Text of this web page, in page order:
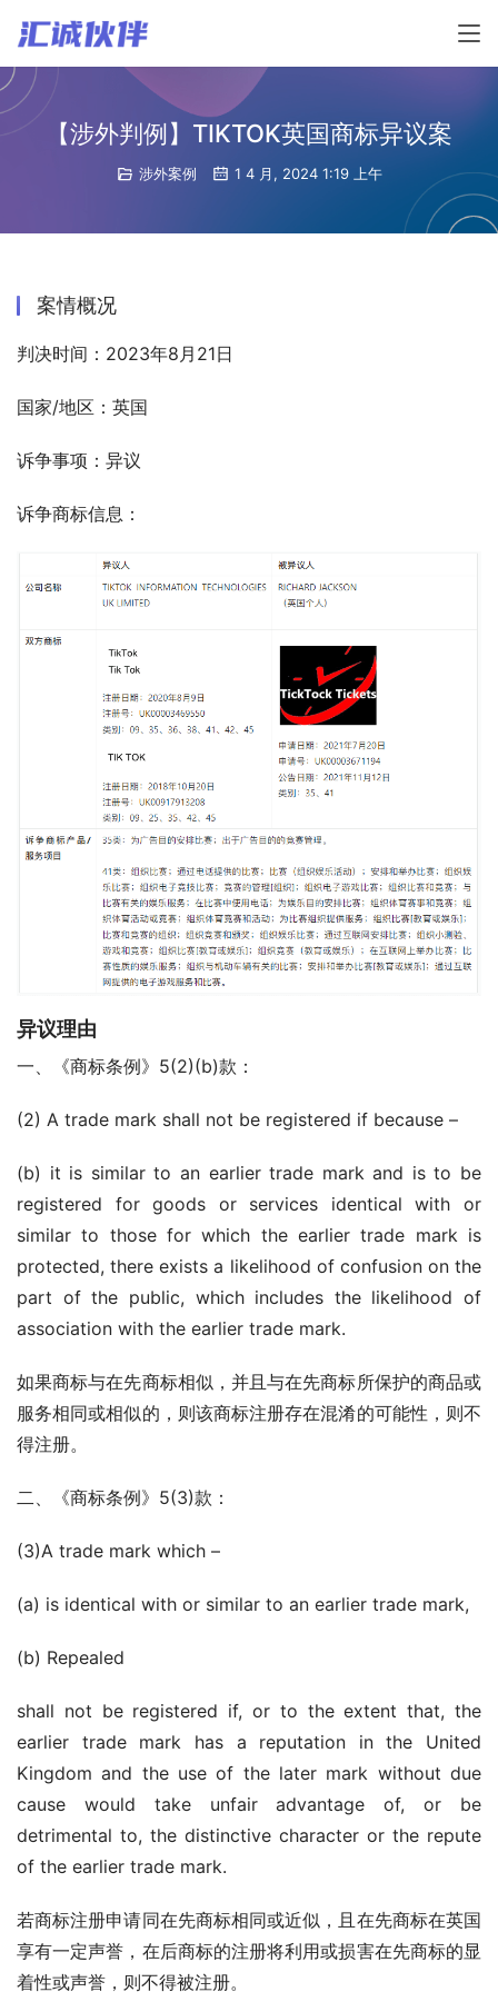
【涉外判例】TIKTOK英国商标异议案
涉外案例 1 4 月, 2024 1:19 上午
案情概况
判决时间：2023年8月21日
国家/地区：英国
诉争事项：异议
诉争商标信息：
异议理由
一、《商标条例》5(2)(b)款：
(2) A trade mark shall not be registered if because –
(b) it is similar to an earlier trade mark and is to be
registered for goods or services identical with or
similar to those for which the earlier trade mark is
protected, there exists a likelihood of confusion on the
part of the public, which includes the likelihood of
association with the earlier trade mark.
如果商标与在先商标相似，并且与在先商标所保护的商品或
服务相同或相似的，则该商标注册存在混淆的可能性，则不
得注册。
二、《商标条例》5(3)款：
(3)A trade mark which –
(a) is identical with or similar to an earlier trade mark,
(b) Repealed
shall not be registered if, or to the extent that, the
earlier trade mark has a reputation in the United
Kingdom and the use of the later mark without due
cause would take unfair advantage of, or be
detrimental to, the distinctive character or the repute
of the earlier trade mark.
若商标注册申请同在先商标相同或近似，且在先商标在英国
享有一定声誉，在后商标的注册将利用或损害在先商标的显
着性或声誉，则不得被注册。